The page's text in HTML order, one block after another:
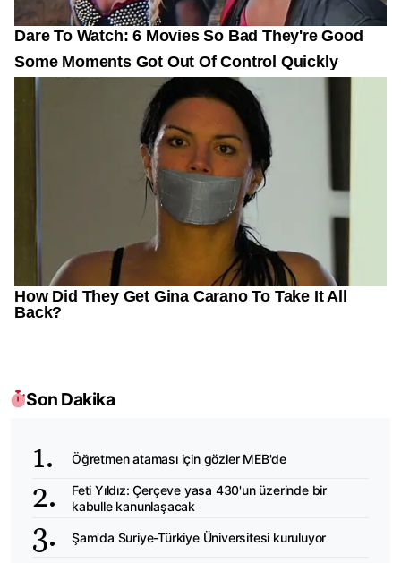
Son Dakika
Öğretmen ataması için gözler MEB'de
Feti Yıldız: Çerçeve yasa 430'un üzerinde bir
kabulle kanunlaşacak
Şam'da Suriye-Türkiye Üniversitesi kuruluyor